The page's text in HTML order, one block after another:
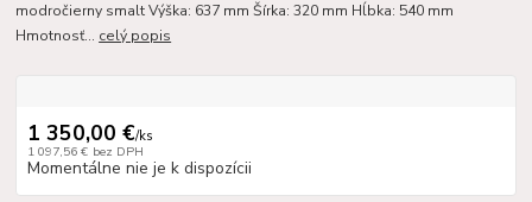
modročierny smalt Výška: 637 mm Šírka: 320 mm Hĺbka: 540 mm
Hmotnosť... celý popis
1 350,00 €/ks
1 097,56 € bez DPH
Momentálne nie je k dispozícii